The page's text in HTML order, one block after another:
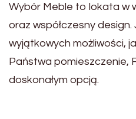
Wybór Meble to lokata w
oraz współczesny
wyjątkowych możliwości,
Państwa pomieszczenie,
doskonałym opcją.